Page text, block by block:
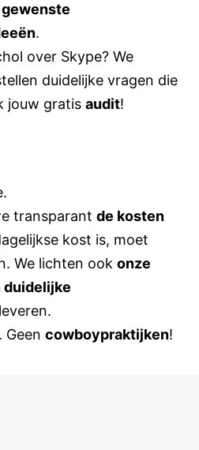
gewenste
.
over Skype? We
duidelijke vragen die
jouw gratis audit!
transparant de kosten
kost is, moet
We lichten ook onze
duidelijke
Geen cowboypraktijken!